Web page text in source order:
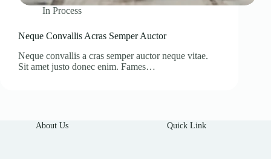
In Process
Neque Convallis Acras Semper Auctor
Neque convallis a cras semper auctor neque vitae.
Sit amet justo donec enim. Fames…
About Us Quick Link